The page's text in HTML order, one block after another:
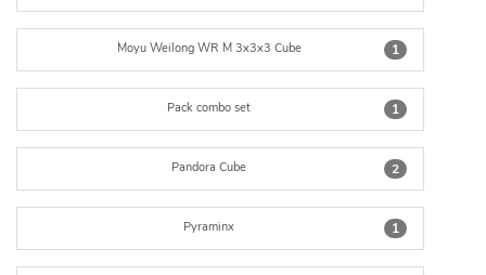
1
Moyu Weilong WR M 3x3x3 Cube
1
Pack combo set
2
Pandora Cube
1
Pyraminx